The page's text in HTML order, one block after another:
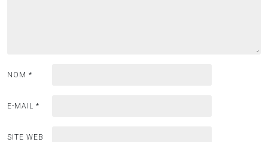
NOM *
E-MAIL *
SITE WEB